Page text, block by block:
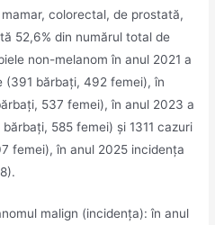
colorectal, de prostată,
52,6% din numărul total de
non-melanom în anul 2021 a
(391 bărbați, 492 femei), în
537 femei), în anul 2023 a
585 femei) și 1311 cazuri
femei), în anul 2025 incidența
malign (incidența): în anul